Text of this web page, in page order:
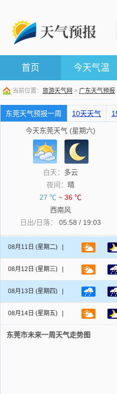
首页 今天气温
当前位置： 旅游天气网 > 广东天气预报
东莞天气预报一周 10天天气
今天东莞天气 (星期六)
白天： 多云
夜间：
晴
27 ℃ ~ 36 ℃
西南风
日出/日落：
05:58 / 19:03
08月11日 (星期二) |
08月12日 (星期三) |
08月13日 (星期四) |
08月14日 (星期五) |
东莞市未来一周天气走势图